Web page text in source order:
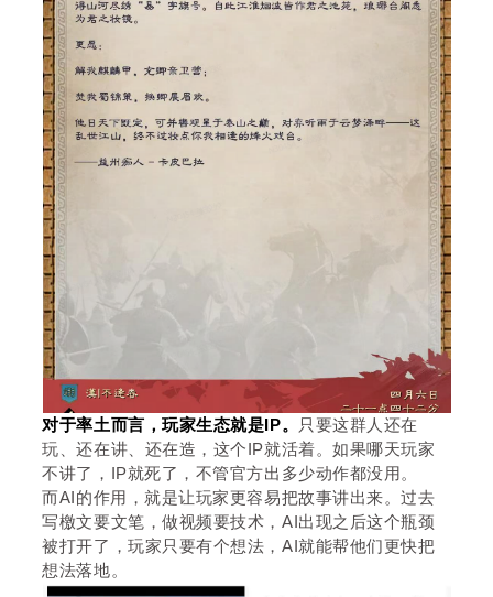
对于率土而言，玩家生态就是IP。
只要这群人还在
玩、还在讲、还在造，这个IP就活着。如果哪天玩家
不讲了，IP就死了，不管官方出多少动作都没用。
而AI的作用，就是让玩家更容易把故事讲出来。过去
写檄文要文笔，做视频要技术，AI出现之后这个瓶颈
被打开了，玩家只要有个想法，AI就能帮他们更快把
想法落地。